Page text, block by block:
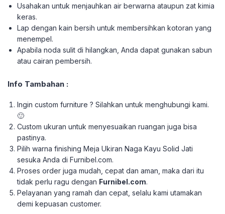
Usahakan untuk menjauhkan air berwarna ataupun zat kimia
keras.
Lap dengan kain bersih untuk membersihkan kotoran yang
menempel.
Apabila noda sulit di hilangkan, Anda dapat gunakan sabun
atau cairan pembersih.
Info Tambahan :
Ingin custom furniture ? Silahkan untuk menghubungi kami.
🙂
Custom ukuran untuk menyesuaikan ruangan juga bisa
pastinya.
Pilih warna finishing Meja Ukiran Naga Kayu Solid Jati
sesuka Anda di Furnibel.com.
Proses order juga mudah, cepat dan aman, maka dari itu
tidak perlu ragu dengan Furnibel.com.
Pelayanan yang ramah dan cepat, selalu kami utamakan
demi kepuasan customer.